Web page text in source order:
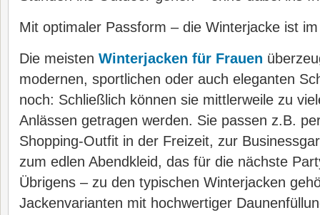
Mit optimaler Passform – die Winterjacke ist
Die meisten Winterjacken für Frauen
modernen, sportlichen oder auch eleganten
noch: Schließlich können sie mittlerweile zu
Anlässen getragen werden. Sie passen z.B.
Shopping-Outfit in der Freizeit, zur
zum edlen Abendkleid, das für die nächste
Übrigens – zu den typischen Winterjacken
Jackenvarianten mit hochwertiger